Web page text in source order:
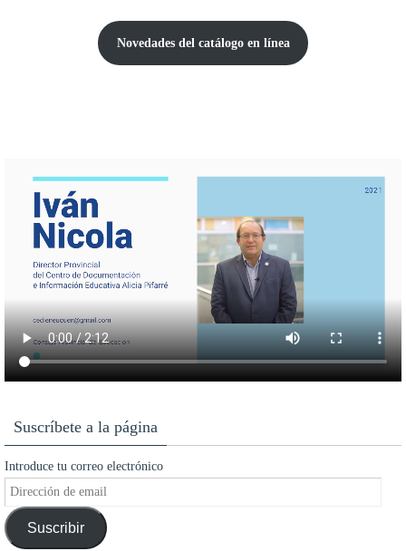
Novedades del catálogo en línea
Suscríbete a la página
Introduce tu correo electrónico
Dirección
de
emailSuscribir